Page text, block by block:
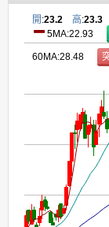
開 :23.2 高:23.3
5MA:22.93
60MA:28.48